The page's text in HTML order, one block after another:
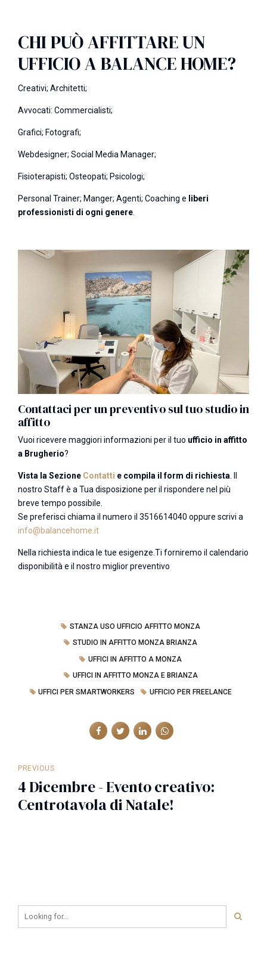
CHI PUÒ AFFITTARE UN
UFFICIO A BALANCE HOME?
Creativi; Architetti;
Avvocati: Commercialisti;
Grafici; Fotografi;
Webdesigner; Social Media Manager;
Fisioterapisti; Osteopati; Psicologi;
Personal Trainer; Manger; Agenti; Coaching e liberi
professionisti di ogni genere
Contattaci per un preventivo sul tuo studio in
affitto
Vuoi ricevere maggiori informazioni per il tuo ufficio in affitto
a Brugherio?
Vista la Sezione Contatti e compila il form di richiesta
nostro Staff è a Tua disposizione per il rispondere nel più
breve tempo possibile.
Se preferisci chiama il numero il 3516614040 oppure scrivi a
info@balancehome.it
Nella richiesta indica le tue esigenze.Ti forniremo il calendario
disponibilità e il nostro miglior preventivo
STANZA USO UFFICIO AFFITTO MONZA
STUDIO IN AFFITTO MONZA BRIANZA
UFFICI IN AFFITTO A MONZA
UFFICI IN AFFITTO MONZA E BRIANZA
UFFICI PER SMARTWORKERS
UFFICIO PER FREELANCE
PREVIOUS
4 Dicembre - Evento creativo:
Centrotavola di Natale!